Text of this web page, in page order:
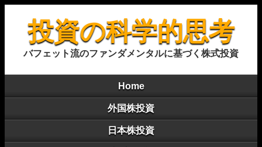
投資の科学的思考
バフェット流のファンダメンタルに基づく株式投資
Home
外国株投資
日本株投資